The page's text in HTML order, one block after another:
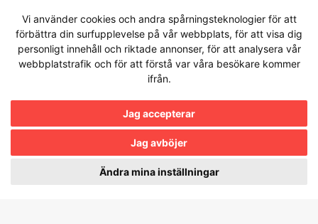
Vi använder cookies och andra spårningsteknologier för att
förbättra din surfupplevelse på vår webbplats, för att visa dig
personligt innehåll och riktade annonser, för att analysera vår
webbplatstrafik och för att förstå var våra besökare kommer
ifrån.
Jag accepterar
Jag avböjer
Ändra mina inställningar
innehållet
Kunskapsbanken
VILKEN FÖRSPÄNNING
REKOMMENDERAS FÖR